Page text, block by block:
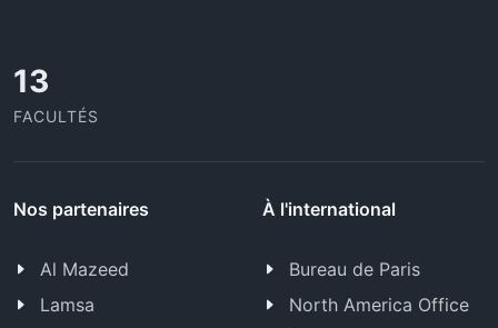
13
FACULTÉS
Nos partenaires
Al Mazeed
Lamsa
À l'international
Bureau de Paris
North America Office